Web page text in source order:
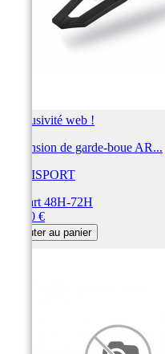
Exclusivité web !
Extension de garde-boue AR...
POLISPORT
Départ 48H-72H
28,00 €
Ajouter au panier